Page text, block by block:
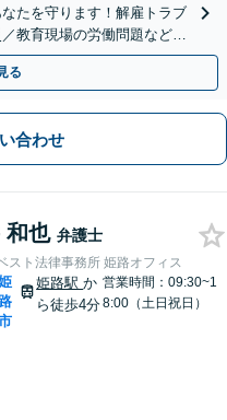
たを守ります！解雇トラブ
教育現場の労働問題など幅
ご提案します。
る
合わせ
和也 弁護士
スト法律事務所 姫路オフィス
路
姫路駅か
ら徒歩4分
営業時間：09:30~1
8:00（土日祝日）